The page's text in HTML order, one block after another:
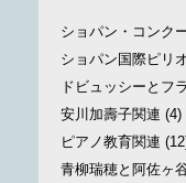
ショパン・コンク
ショパン国際ピリ
ドビュッシーとフ
安川加壽子関連 (4)
ピアノ教育関連
青柳瑞穂と阿佐ヶ